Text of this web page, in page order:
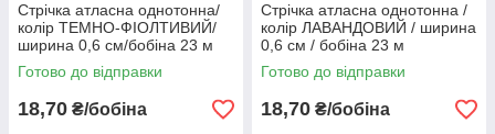
Стрічка атласна однотонна/
колір ТЕМНО-ФІОЛТИВИЙ/
ширина 0,6 см/бобіна 23 м
Готово до відправки
18,70 ₴/бобіна
Стрічка атласна однотонна /
колір ЛАВАНДОВИЙ / ширина
0,6 см / бобіна 23 м
Готово до відправки
18,70 ₴/бобіна